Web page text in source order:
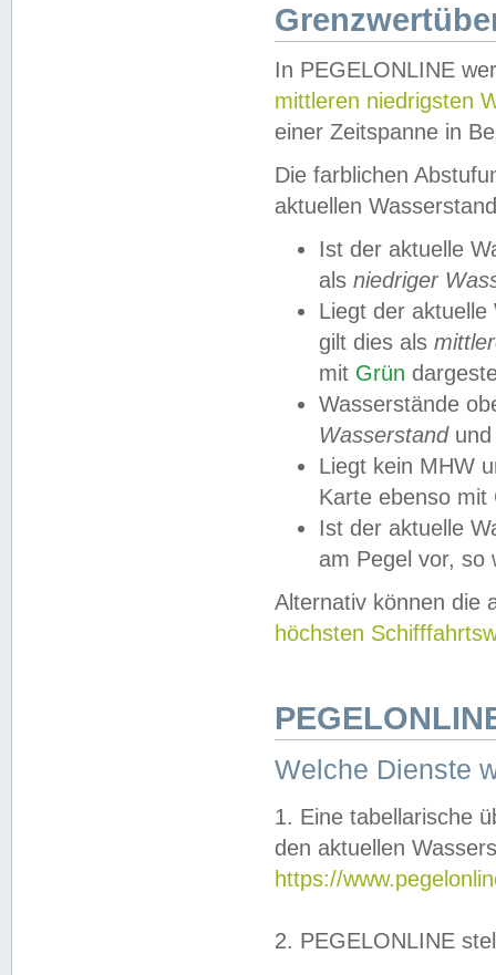
In PEGELONLINE
mittleren niedrigsten
einer Zeitspanne in
Die farblichen
aktuellen
Ist der aktuelle
als niedriger
Liegt der
gilt dies als
mit Grün
Wasserstände
Wasserstandund
Liegt kein MHW
Karte ebenso mit
Ist der aktuelle
am Pegel vor,
Alternativ können die
höchsten
Welche Dienste
1. Eine tabellarische
den aktuellen
https://
2. PEGELONLINE